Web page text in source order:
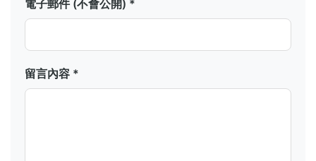
電子郵件 (不會公開) *
留言內容 *